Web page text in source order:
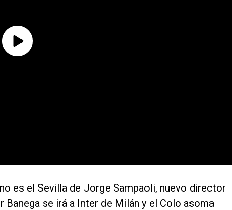
es el Sevilla de Jorge Sampaoli, nuevo director
se irá a Inter de Milán y el Colo asoma